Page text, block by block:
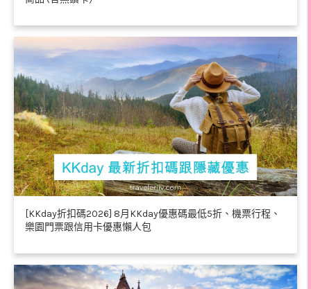
[KKday折扣碼2026] 8月KKday優惠碼最低5折、機票行程、
樂園門票跟信用卡優惠懶人包